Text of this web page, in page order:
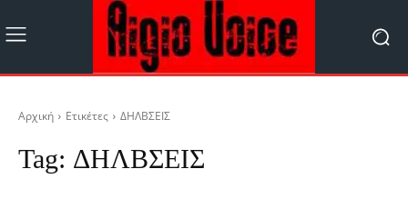
Αρχική Ετικέτες ΔΗΛΒΣΕΙΣ
Tag: ΔΗΛΒΣΕΙΣ